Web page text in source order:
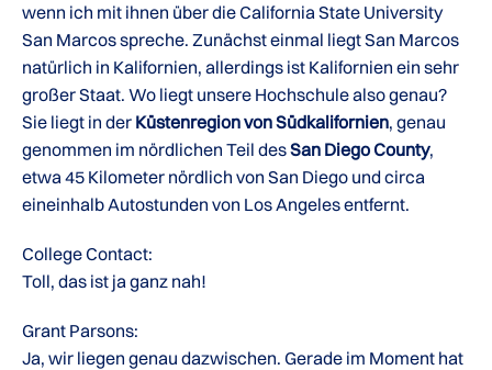
wenn ich mit ihnen über die California State University
San Marcos spreche. Zunächst einmal liegt San Marcos
natürlich in Kalifornien, allerdings ist Kalifornien ein sehr
großer Staat. Wo liegt unsere Hochschule also genau?
Sie liegt in der Küstenregion von Südkalifornien, genau
genommen im nördlichen Teil desSan Diego County,
etwa 45 Kilometer nördlich von San Diego und circa
eineinhalb Autostunden von Los Angeles entfernt.
College Contact:
Toll, das ist ja ganz nah!
Grant Parsons:
Ja, wir liegen genau dazwischen. Gerade im Moment hat